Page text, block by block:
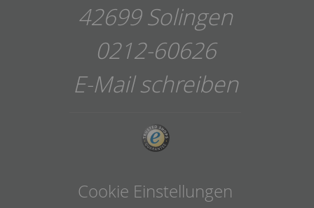
42699 Solingen
0212-60626
E-Mail schreiben
Cookie Einstellungen